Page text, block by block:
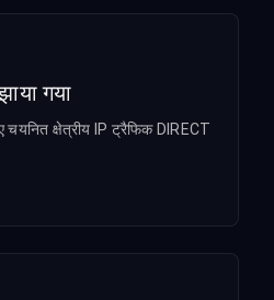
गया
क्षेत्रीय IP ट्रैफिक DIRECT